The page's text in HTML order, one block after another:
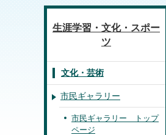
生涯学習・文化・スポー
ツ
文化・芸術
市民ギャラリー
市民ギャラリー トップ
ページ